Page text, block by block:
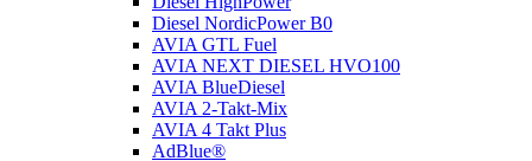
Diesel NordicPower B0
AVIA GTL Fuel
AVIA NEXT DIESEL HVO100
AVIA BlueDiesel
AVIA 2-Takt-Mix
AVIA 4 Takt Plus
AdBlue®